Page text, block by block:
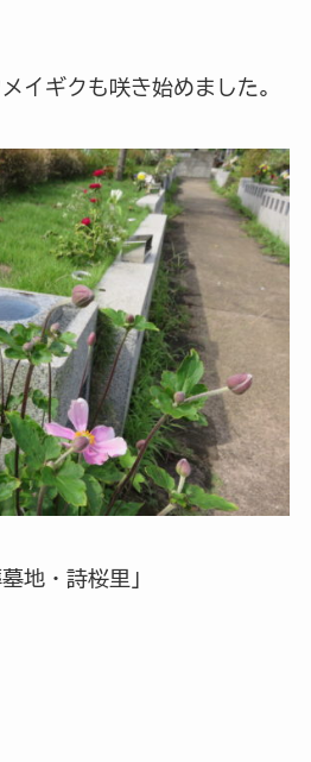
イギクも咲き始めました。
墓地・詩桜里」